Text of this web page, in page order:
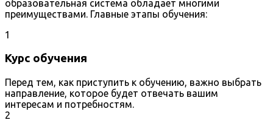
образовательная система обладает многими
преимуществами. Главные этапы обучения:
1
Курс обучения
Перед тем, как приступить к обучению, важно выбрать
направление, которое будет отвечать вашим
интересам и потребностям.
2